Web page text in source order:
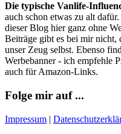
Die typische Vanlife-
auch schon etwas zu alt
dieser Blog hier ganz ohne
Beiträge gibt es bei mir nicht,
unser Zeug selbst. Ebenso
Werbebanner - ich empfehle
auch für Amazon-Links.
Folge mir auf ...
Impressum |